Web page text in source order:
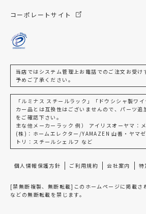
コーポレートサイト
当店ではシステム管理上お電話でのご注文お受け
予めご了承ください。
「ルミナス スチールラック」「ドウシシャ製ワ
カー品とは互換性はございませんので、パーツ追
をご確認下さい。
主な他メーカーラック 例） アイリスオーヤマ：
(株)：ホームエレクター/YAMAZEN 山善・ヤマ
トリ：スチールシェルフ など
個人情報保護方針 ご利用規約 会社案内 特
[禁無断複製、無断転載]このホームページに掲載さ
などの無断転載を禁じます。